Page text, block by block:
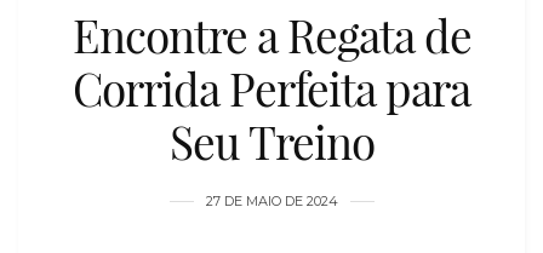
Encontre a Regata de
Corrida Perfeita para
Seu Treino
27 DE MAIO DE 2024